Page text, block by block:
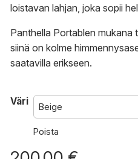
loistavan lahjan, joka sopii
Panthella Portablen
siinä on kolme
saatavilla erikseen.
Väri
Poista